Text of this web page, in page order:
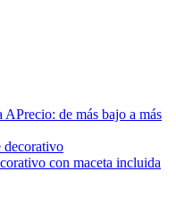
APrecio: de más bajo a más